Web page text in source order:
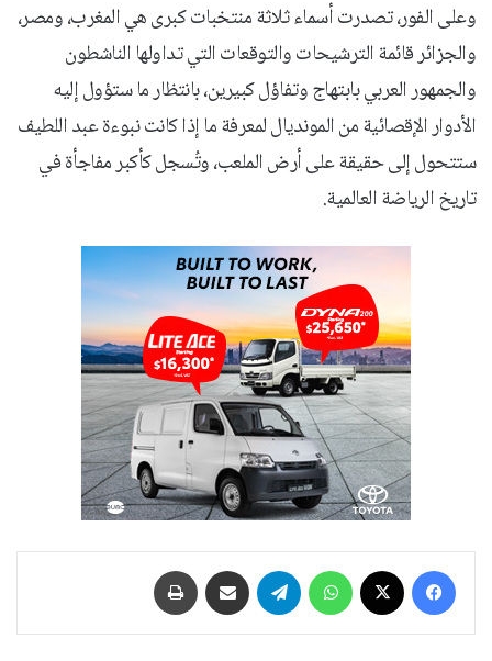
وعلى الفور، تصدرت أسماء ثلاثة منتخبات كبرى هي المغرب، ومصر،
والجزائر قائمة الترشيحات والتوقعات التي تداولها الناشطون
والجمهور العربي بابتهاج وتفاؤل كبيرين، بانتظار ما ستؤول إليه
الأدوار الإقصائية من المونديال لمعرفة ما إذا كانت نبوءة عبد اللطيف
ستتحول إلى حقيقة على أرض الملعب، وتُسجل كأكبر مفاجأة في
تاريخ الرياضة العالمية.
فيسبوك واتساب تيلقرام مشاركة عبر البريد